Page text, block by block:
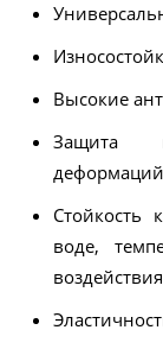
Высокие
Защита
Стойкость
воде,